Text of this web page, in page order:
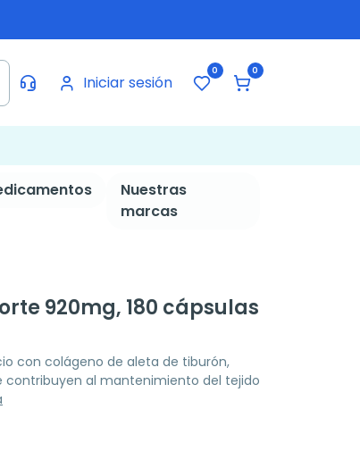
Iniciar sesión
0 0
Nuestras
marcas
920mg, 180 cápsulas
con colágeno de aleta de tiburón,
contribuyen al mantenimiento del tejido